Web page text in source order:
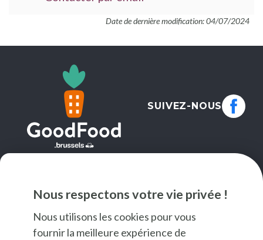
Nous respectons votre vie privée !
Nous utilisons les cookies pour vous
fournir la meilleure expérience de
Date de dernière modification: 04/07/2024
SUIVEZ-NOUS